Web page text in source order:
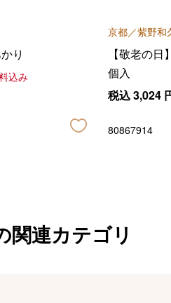
り
込み
京都／紫野和
【敬老の
個入
税込3,024
80867914
関連カテゴリ